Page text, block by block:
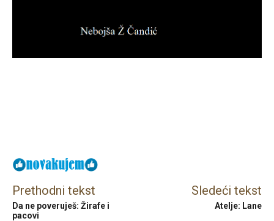
Prethodni tekst
Da ne poveruješ: Žirafe i
pacovi
Sledeći tekst
Atelje: Lane